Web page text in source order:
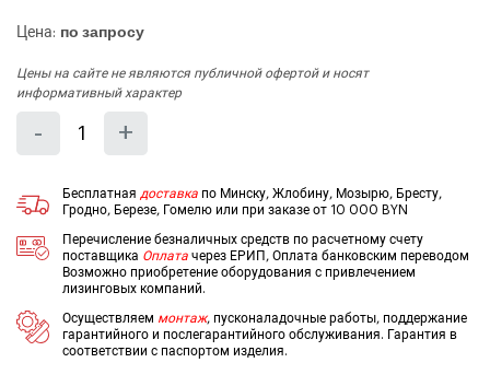
Цена: по запросу
Цены на сайте не являются публичной офертой и носят
информативный характер
- Уменьшить
на
еденицу
+
на
еденицу
Бесплатная доставка по Минску, Жлобину, Мозырю, Бресту,
Гродно, Березе, Гомелю или при заказе от 10 000 BYN
Перечисление безналичных средств по расчетному счету
поставщика Оплата через ЕРИП, Оплата банковским переводом
Возможно приобретение оборудования с привлечением
лизинговых компаний.
Осуществляем монтаж, пусконаладочные работы, поддержание
гарантийного и послегарантийного обслуживания. Гарантия в
соответствии с паспортом изделия.